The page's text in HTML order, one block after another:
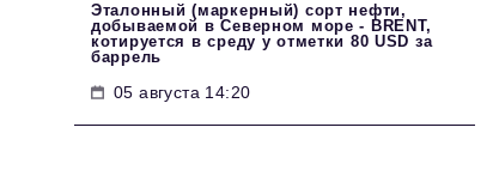
Эталонный (маркерный) сорт нефти,
добываемой в Северном море - BRENT,
котируется в среду у отметки 80 USD за
баррель
05 августа 14:20